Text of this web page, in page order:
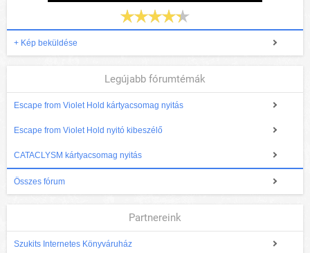
+ Kép beküldése
Legújabb fórumtémák
Escape from Violet Hold kártyacsomag nyitás
Escape from Violet Hold nyitó kibeszélő
CATACLYSM kártyacsomag nyitás
Összes fórum
Partnereink
Szukits Internetes Könyváruház